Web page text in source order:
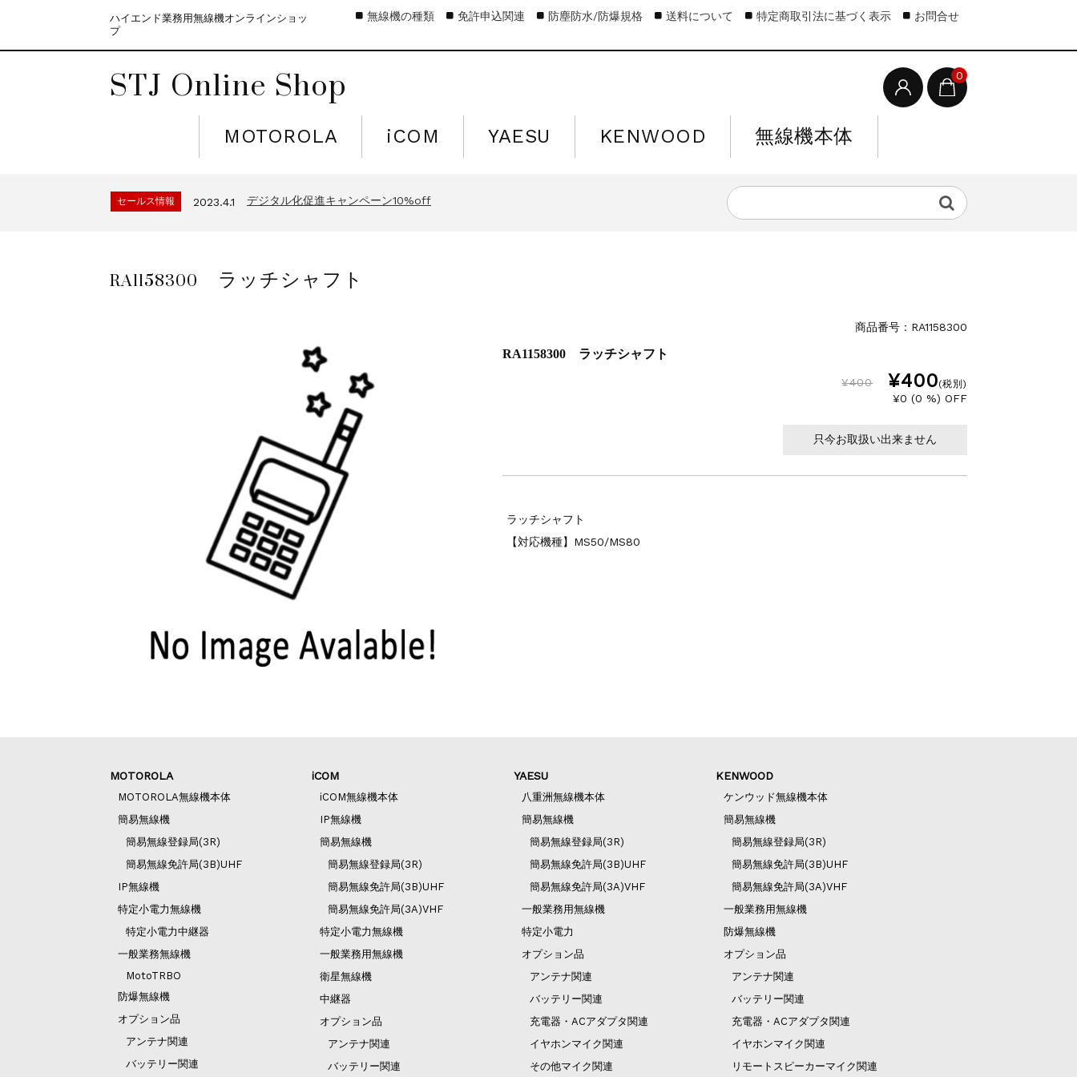
ハイエンド業務用無線機オンラインショッ
プ
STJ Online Shop 0
MOTOROLA iCOM YAESU KENWOOD 無線機本体
無線機の種類 免許申込関連 防塵防水/防爆規格 送料について 特定商取引法に基づく表示 お問合せ
2021.4.12 モトローラ無線機本体キャンペーン15%off
セールス情報 2023.4.1 デジタル化促進キャンペーン10%off
セールス情報 2021.4.12 モトローラ無線機本体キャンペーン15%off
RA1158300 ラッチシャフト
商品番号：RA1158300
RA1158300 ラッチシャフト
¥400 ¥400(税別)
¥0 (0 %) OFF
只今お取扱い出来ません
ラッチシャフト
【対応機種】MS50/MS80
MOTOROLA
MOTOROLA無線機本体
簡易無線機
簡易無線登録局(3R)
簡易無線免許局(3B)UHF
IP無線機
特定小電力無線機
特定小電力中継器
一般業務無線機
MotoTRBO
防爆無線機
オプション品
アンテナ関連
バッテリー関連
iCOM
iCOM無線機本体
IP無線機
簡易無線機
簡易無線登録局(3R)
簡易無線免許局(3B)UHF
簡易無線免許局(3A)VHF
特定小電力無線機
一般業務用無線機
衛星無線機
中継器
オプション品
アンテナ関連
バッテリー関連
YAESU
八重洲無線機本体
簡易無線機
簡易無線登録局(3R)
簡易無線免許局(3B)UHF
簡易無線免許局(3A)VHF
一般業務用無線機
特定小電力
オプション品
アンテナ関連
バッテリー関連
充電器・ACアダプタ関連
イヤホンマイク関連
その他マイク関連
KENWOOD
ケンウッド無線機本体
簡易無線機
簡易無線登録局(3R)
簡易無線免許局(3B)UHF
簡易無線免許局(3A)VHF
一般業務用無線機
防爆無線機
オプション品
アンテナ関連
バッテリー関連
充電器・ACアダプタ関連
イヤホンマイク関連
リモートスピーカーマイク関連